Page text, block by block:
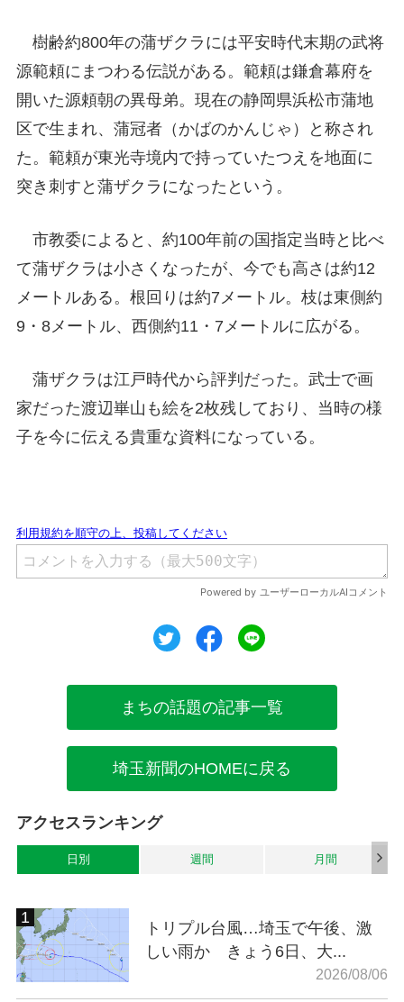
樹齢約800年の蒲ザクラには平安時代末期の武将
源範頼にまつわる伝説がある。範頼は鎌倉幕府を
開いた源頼朝の異母弟。現在の静岡県浜松市蒲地
区で生まれ、蒲冠者（かばのかんじゃ）と称され
た。範頼が東光寺境内で持っていたつえを地面に
突き刺すと蒲ザクラになったという。
市教委によると、約100年前の国指定当時と比べ
て蒲ザクラは小さくなったが、今でも高さは約12
メートルある。根回りは約7メートル。枝は東側約
9・8メートル、西側約11・7メートルに広がる。
蒲ザクラは江戸時代から評判だった。武士で画
家だった渡辺崋山も絵を2枚残しており、当時の様
子を今に伝える貴重な資料になっている。
ツイートシェア
まちの話題の記事一覧
埼玉新聞のHOMEに戻る
アクセスランキング
日別 週間 月間
トリプル台風…埼玉で午後、激
しい雨か きょう6日、大...
2026/08/06